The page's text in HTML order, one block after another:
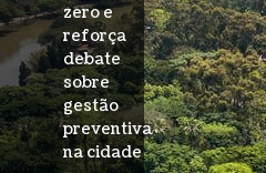
zero e
reforça
debate
sobre
gestão
preventiva
na cidade